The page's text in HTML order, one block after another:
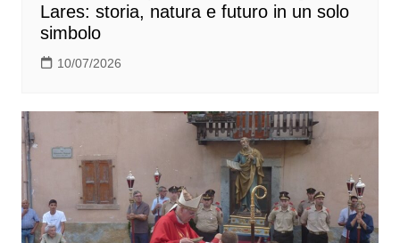
Lares: storia, natura e futuro in un solo
simbolo
10/07/2026